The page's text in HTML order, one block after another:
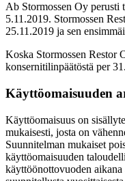
Ab Stormossen Oy perusti
5.11.2019. Stormossen
25.11.2019 ja sen
Koska Stormossen Restor
konsernitilinpäätöstä per
Käyttöomaisuuden
Käyttöomaisuus on
mukaisesti, josta on
Suunnitelman mukaiset
käyttöomaisuuden
käyttöönottovuoden